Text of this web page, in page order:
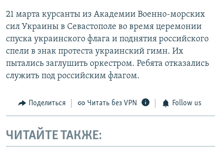
21 марта курсанты из Академии Военно-морских
сил Украины в Севастополе во время церемонии
спуска украинского флага и поднятия российского
спели в знак протеста украинский гимн. Их
пытались заглушить оркестром. Ребята отказались
служить под российским флагом.
Поделиться Читать без VPN Follow us
ЧИТАЙТЕ ТАКЖЕ: